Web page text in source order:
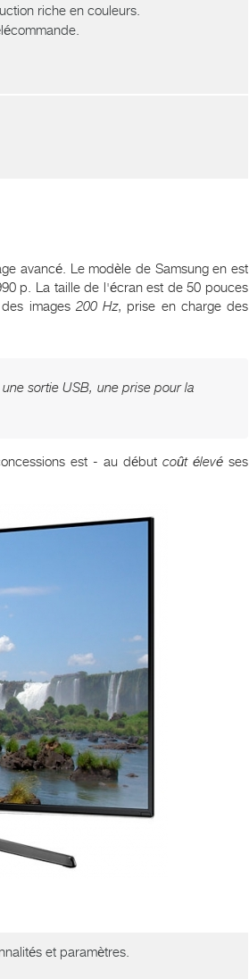
riche en couleurs.
avancé. Le modèle de Samsung en est
p. La taille de l'écran est de 50 pouces
images 200 Hz, prise en charge des
sortie USB, une prise pour la
est - au début coût élevé ses
et paramètres.